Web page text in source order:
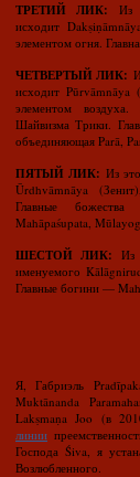
ТРЕТИЙ ЛИК: Из
исходит
элементом огня.
ЧЕТВЕРТЫЙ ЛИК:
исходит Pūrvāmnāya
элементом
Шайвизма Трики.
объединяющая Parā,
ПЯТЫЙ ЛИК: Из
Ūrdhvāmnāya
Главные
Mahāpaśupata,
ШЕСТОЙ ЛИК: Из
именуемого
Главные богини —
Я, Габриэль
Muktānanda
Lakṣmaṇa Joo (в
линии
Господа Śiva, я
Возлюбленного.